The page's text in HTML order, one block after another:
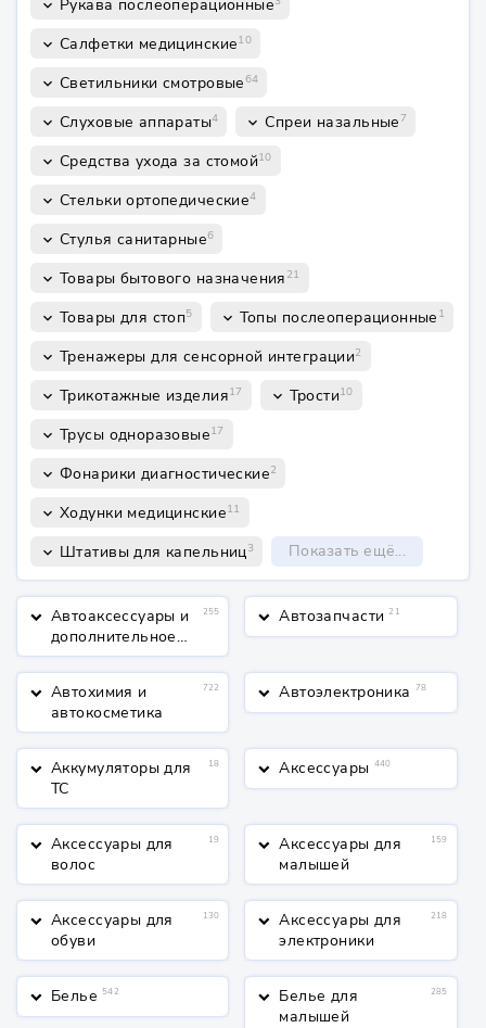
keyboard_arrow_down Рукава послеоперационные
keyboard_arrow_down Салфетки медицинские10
keyboard_arrow_down Светильники смотровые64
keyboard_arrow_down Слуховые аппараты4 keyboard_arrow_down Спреи назальные 7
keyboard_arrow_down Средства ухода за стомой10
keyboard_arrow_down Стельки ортопедические4
keyboard_arrow_down Стулья санитарные6
keyboard_arrow_down Товары бытового назначения 21
keyboard_arrow_down Товары для стоп5 keyboard_arrow_down Топы послеоперационные 1
keyboard_arrow_down Тренажеры для сенсорной интеграции2
keyboard_arrow_down Трикотажные изделия17 keyboard_arrow_down Трости10
keyboard_arrow_down Трусы одноразовые17
keyboard_arrow_down Фонарики диагностические2
keyboard_arrow_down Ходунки медицинские11
keyboard_arrow_down Штативы для капельниц3 Показать ещё...
keyboard_arrow_down Автоаксессуары и
дополнительное
оборудование
255 keyboard_arrow_down Автозапчасти 21
keyboard_arrow_down Автохимия и
автокосметика
722 keyboard_arrow_down Автоэлектроника 78
keyboard_arrow_down Аккумуляторы для
ТС
18 keyboard_arrow_down Аксессуары 440
keyboard_arrow_down Аксессуары для
волос
19 keyboard_arrow_down Аксессуары для
малышей
159
keyboard_arrow_down Аксессуары для
обуви
130 keyboard_arrow_down Аксессуары для
электроники
218
keyboard_arrow_down Белье 542 keyboard_arrow_down Белье для
малышей
285